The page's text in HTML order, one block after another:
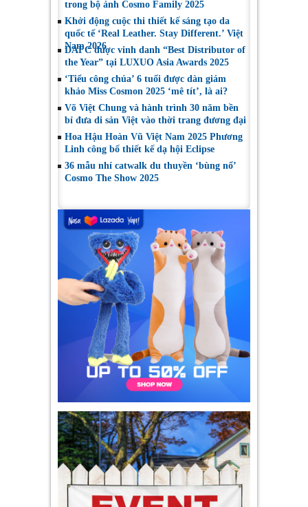
trong bộ ảnh Cosmo Family 2025
Khởi động cuộc thi thiết kế sáng tạo da
quốc tế ‘Real Leather. Stay Different.’ Việt
Nam 2026
DAFC được vinh danh “Best Distributor of
the Year” tại LUXUO Asia Awards 2025
‘Tiểu công chúa’ 6 tuổi được dàn giám
khảo Miss Cosmon 2025 ‘mê tít’, là ai?
Võ Việt Chung và hành trình 30 năm bền
bỉ đưa di sản Việt vào thời trang đương đại
Hoa Hậu Hoàn Vũ Việt Nam 2025 Phương
Linh công bố thiết kế dạ hội Eclipse
36 mẫu nhí catwalk du thuyền ‘bùng nổ’
Cosmo The Show 2025